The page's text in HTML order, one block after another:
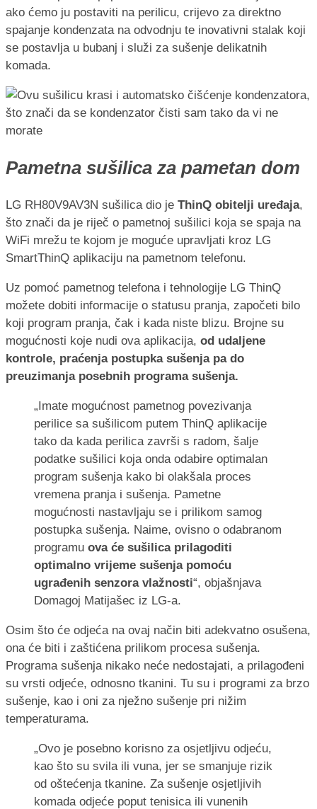
ako ćemo ju postaviti na perilicu, crijevo za direktno
spajanje kondenzata na odvodnju te inovativni stalak koji
se postavlja u bubanj i služi za sušenje delikatnih
komada.
Pametna sušilica za pametan dom
LG RH80V9AV3N sušilica dio je ThinQ obitelji uređaja,
što znači da je riječ o pametnoj sušilici koja se spaja na
WiFi mrežu te kojom je moguće upravljati kroz LG
SmartThinQ aplikaciju na pametnom telefonu.
Uz pomoć pametnog telefona i tehnologije LG ThinQ
možete dobiti informacije o statusu pranja, započeti bilo
koji program pranja, čak i kada niste blizu. Brojne su
mogućnosti koje nudi ova aplikacija, od udaljene
kontrole, praćenja postupka sušenja pa do
preuzimanja posebnih programa sušenja.
„Imate mogućnost pametnog povezivanja
perilice sa sušilicom putem ThinQ aplikacije
tako da kada perilica završi s radom, šalje
podatke sušilici koja onda odabire optimalan
program sušenja kako bi olakšala proces
vremena pranja i sušenja. Pametne
mogućnosti nastavljaju se i prilikom samog
postupka sušenja. Naime, ovisno o odabranom
programu ova će sušilica prilagoditi
optimalno vrijeme sušenja pomoću
ugrađenih senzora vlažnosti“, objašnjava
Domagoj Matijašec iz LG-a.
Osim što će odjeća na ovaj način biti adekvatno osušena,
ona će biti i zaštićena prilikom procesa sušenja.
Programa sušenja nikako neće nedostajati, a prilagođeni
su vrsti odjeće, odnosno tkanini. Tu su i programi za brzo
sušenje, kao i oni za nježno sušenje pri nižim
temperaturama.
„Ovo je posebno korisno za osjetljivu odjeću,
kao što su svila ili vuna, jer se smanjuje rizik
od oštećenja tkanine. Za sušenje osjetljivih
komada odjeće poput tenisica ili vunenih